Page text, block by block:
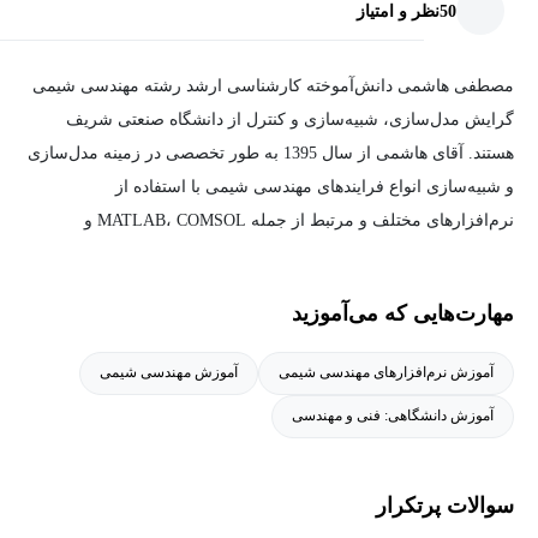
2- در مرحله دوم از آموزش اسپن پلاس، قدم به قدم با انواع تجهیزات
ارائه شده در نرم‌افزار اسپن پلاس آشنا می‌شویم و از آن‌ها در غالب
مثال‌های متعدد استفاده می‌کنیم. به عنوان مثال با جداکننده‌های دو و
سه فازی، برج‌های تقطیر و جذب، مخلوط کننده‌ها، مخازن ذخیره‌سازی،
تجهیزات انتقال سیال از جمله لوله‌ها و اتصالات مربوطه، پمپ‌ها و
آشنا خواهیم شد.
شیمی از جمله کار با الکترولیت‌ها، واکنش‌های پلیمرازیسیون، جابجایی
4- فصل چهارم نیز با تحلیل نتایج و بررسی‌های بیشتر با پیاده‌سازی
50نظر و امتیاز
مصطفی هاشمی دانش‌آموخته کارشناسی ارشد رشته مهندسی شیمی
گرایش مدل‌سازی، شبیه‌سازی و کنترل از دانشگاه صنعتی شریف
هستند. آقای هاشمی از سال 1395 به طور تخصصی در زمینه مدل‌سازی
و شبیه‌سازی انواع فرایند‌های مهندسی شیمی با استفاده از
نرم‌افزارهای مختلف و مرتبط از جمله MATLAB، COMSOL و
مهندسی شیمی و کنترل فرایند، به سرانجام رسانده‌اند. همچنین دارای
مهارت‌هایی که می‌آموزید
آموزش نرم‌افزارهای مهندسی شیمی آموزش مهندسی شیمی
آموزش دانشگاهی: فنی و مهندسی
سوالات پرتکرار